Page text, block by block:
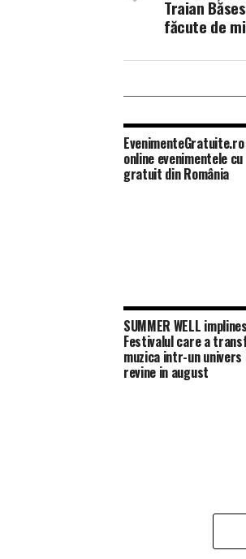
Traian
făcute de
online evenimentele
gratuit din România
SUMMER WELL
Festivalul care a
muzica intr-un
revine in august